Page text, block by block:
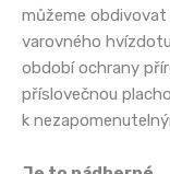
můžeme
varovného
období ochrany
příslovečnou
k